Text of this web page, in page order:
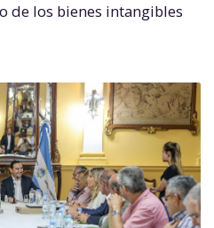
de los bienes intangibles